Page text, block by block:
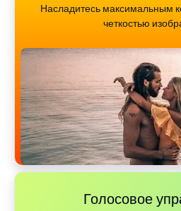
Насладитесь максимальным
четкостью
Голосовое